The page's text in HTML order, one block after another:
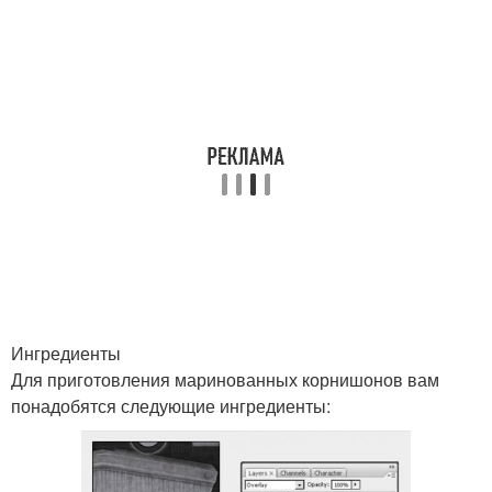
Ингредиенты
Для приготовления маринованных корнишонов вам
понадобятся следующие ингредиенты: